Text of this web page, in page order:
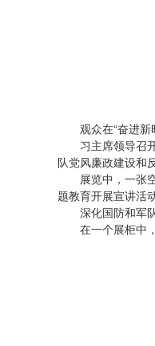
观众在“奋进
习主席领导召
队党风廉政建设和
展览中，一张
题教育开展宣讲活
深化国防和军
在一个展柜中